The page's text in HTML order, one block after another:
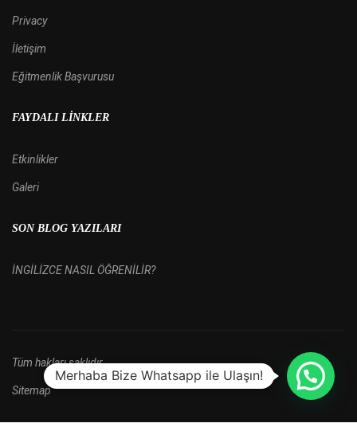
Privacy
İletişim
Eğitmenlik Başvurusu
FAYDALI LINKLER
Etkinlikler
Galeri
SON BLOG YAZILARI
İNGİLİZCE NASIL ÖĞRENİLİR?
Tüm hakları saklıdır.
Sitemap
Merhaba Bize Whatsapp ile Ulaşın!